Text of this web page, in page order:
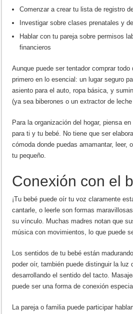
Comenzar a crear tu lista de registro
Investigar sobre clases prenatales y
Hablar con tu pareja sobre permisos
financieros
Aunque puede ser tentador comprar
primero en lo esencial: un lugar seguro
asiento para el auto, ropa básica, y
(ya sea biberones o un extractor de
Para la organización del hogar, piensa
para ti y tu bebé. No tiene que ser
cómoda donde puedas amamantar, leer,
tu pequeño.
Conexión con el
¡Tu bebé puede oír tu voz claramente
cantarle, o leerle son formas
su vínculo. Muchas madres notan que
música con movimientos, lo que puede
Los sentidos de tu bebé están
poder oír, también puede distinguir la luz
desarrollando el sentido del tacto.
puede ser una forma de conexión especial.
La pareja o familia puede participar